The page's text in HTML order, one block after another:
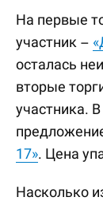
На первые
участник –
осталась
вторые
участника.
17». Цена
Насколько